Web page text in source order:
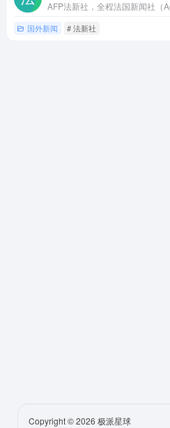
国外新闻 # 法新社
Copyright © 2026 极派星球